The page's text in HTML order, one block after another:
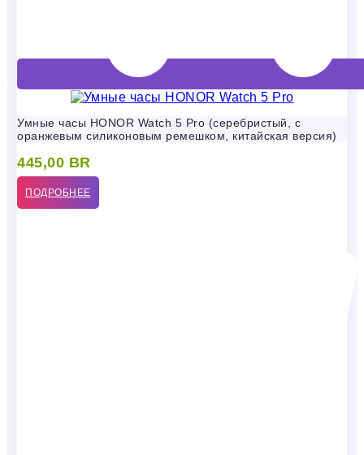
Умные часы HONOR Watch 5 Pro (серебристый, с
оранжевым силиконовым ремешком, китайская версия)
445,00 BR
ПОДРОБНЕЕ